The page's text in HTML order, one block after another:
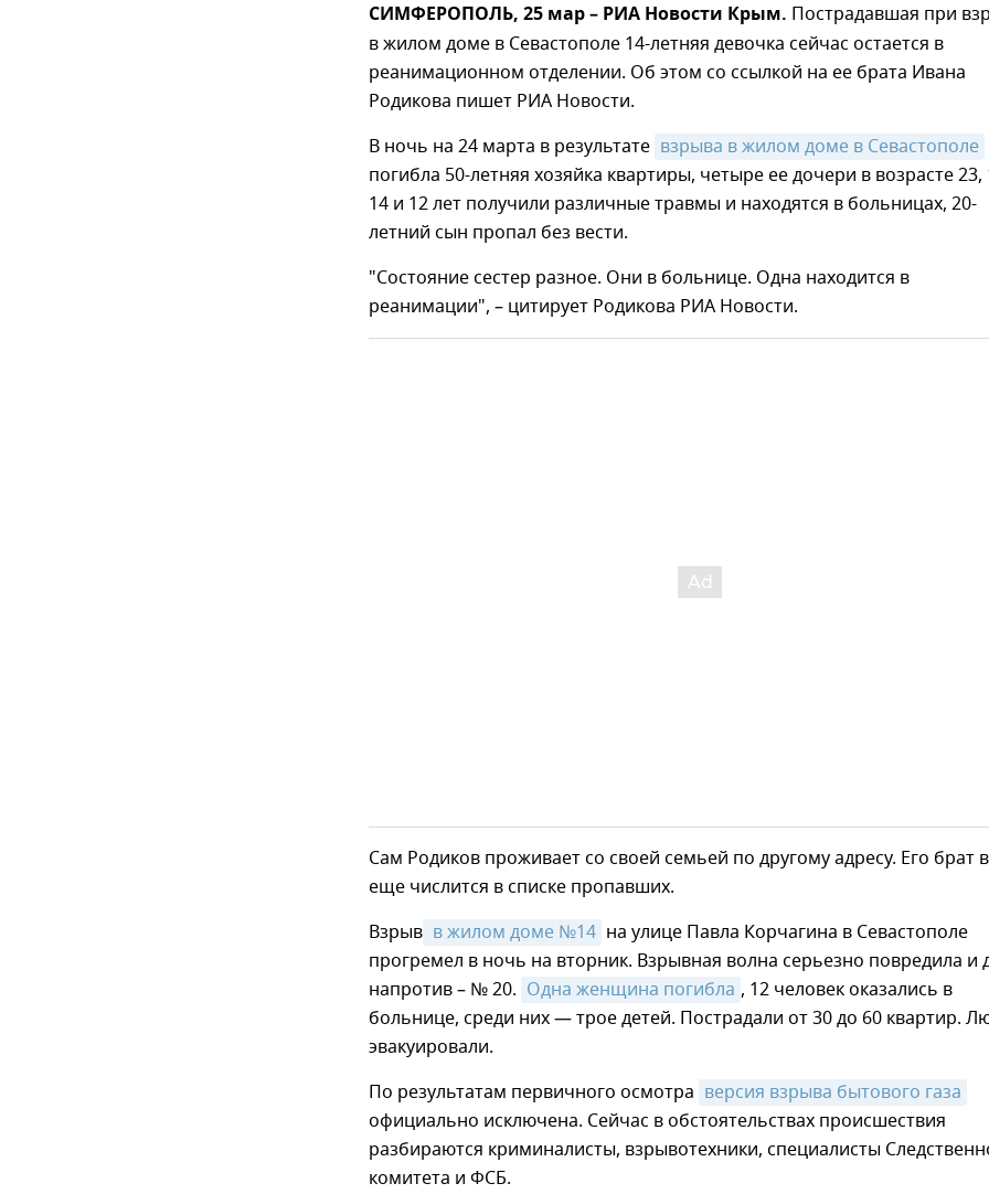
СИМФЕРОПОЛЬ, 25 мар – РИА Новости Крым. Пострадавшая при
в жилом доме в Севастополе 14-летняя девочка сейчас остается в
реанимационном отделении. Об этом со ссылкой на ее брата Ивана
Родикова пишет РИА Новости.
В ночь на 24 марта в результате взрыва в жилом доме в Севастополе
погибла 50-летняя хозяйка квартиры, четыре ее дочери в возрасте 23,
14 и 12 лет получили различные травмы и находятся в больницах, 20-
летний сын пропал без вести.
"Состояние сестер разное. Они в больнице. Одна находится в
реанимации", – цитирует Родикова РИА Новости.
Сам Родиков проживает со своей семьей по другому адресу. Его брат
еще числится в списке пропавших.
Взрыв в жилом доме №14 на улице Павла Корчагина в Севастополе
прогремел в ночь на вторник. Взрывная волна серьезно повредила и
напротив – № 20. Одна женщина погибла , 12 человек оказались в
больнице, среди них — трое детей. Пострадали от 30 до 60 квартир.
эвакуировали.
По результатам первичного осмотра версия взрыва бытового газа
официально исключена. Сейчас в обстоятельствах происшествия
разбираются криминалисты, взрывотехники, специалисты
комитета и ФСБ.